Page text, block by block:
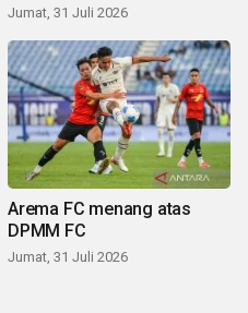
Jumat, 31 Juli 2026
Arema FC menang atas
DPMM FC
Jumat, 31 Juli 2026